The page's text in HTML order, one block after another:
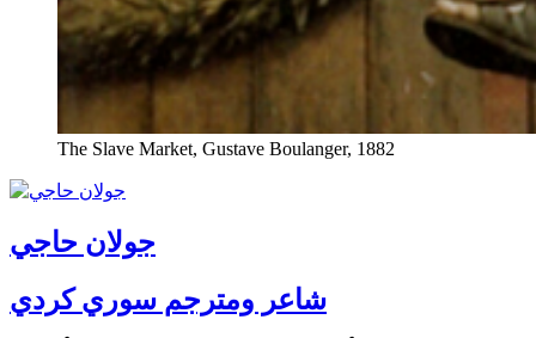
The Slave Market, Gustave Boulanger, 1882
جولان حاجي
شاعر ومترجم سوري كردي